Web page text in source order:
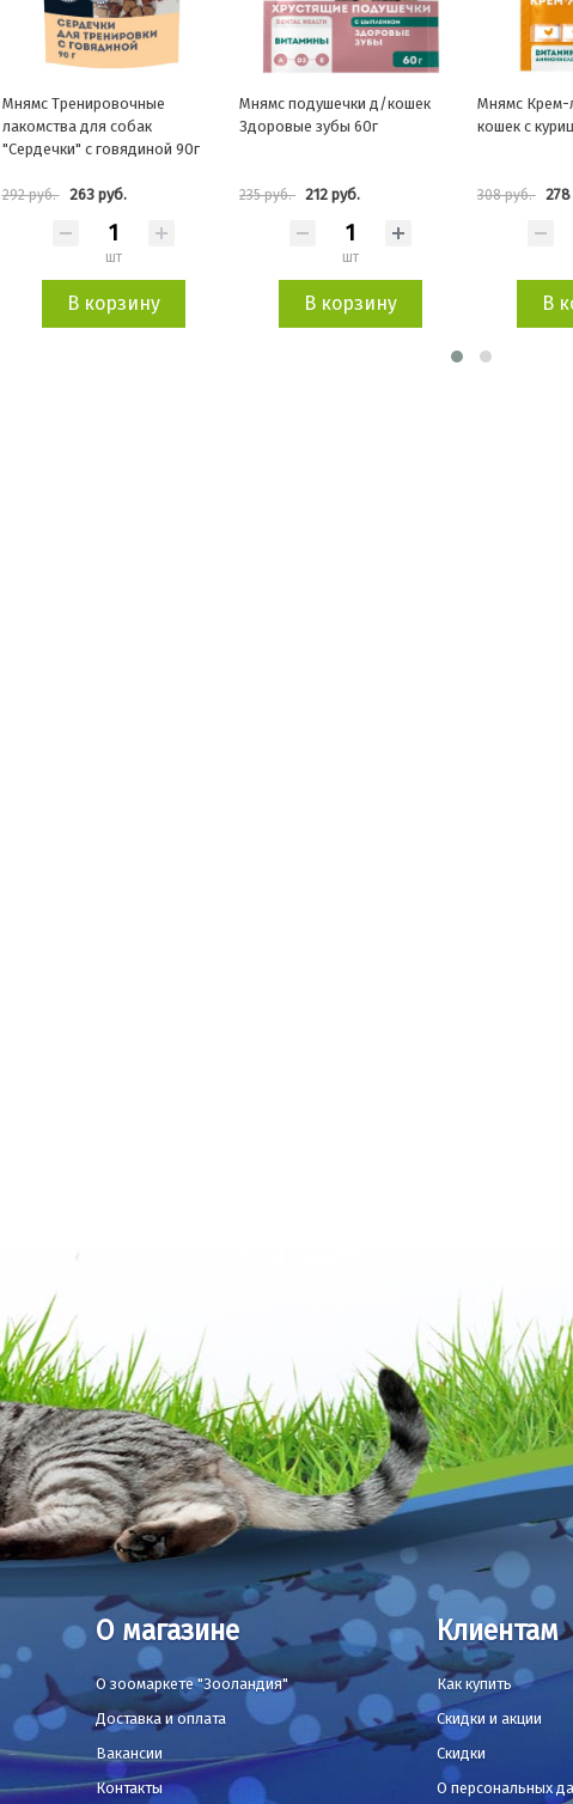
Мнямс подушечки д/кошек
Здоровые зубы 60г
235 руб. 212 руб.
шт
В корзину
Мнямс Крем-лакомство для
кошек с курицей 15гх4шт
308 руб. 278 руб.
шт
В корзину
Мнямс
собак
173 руб. 156
В
О магазине
О зоомаркете "Зооландия"
Доставка и оплата
Вакансии
Контакты
Клиентам
Как купить
Скидки и акции
Скидки
О персональных